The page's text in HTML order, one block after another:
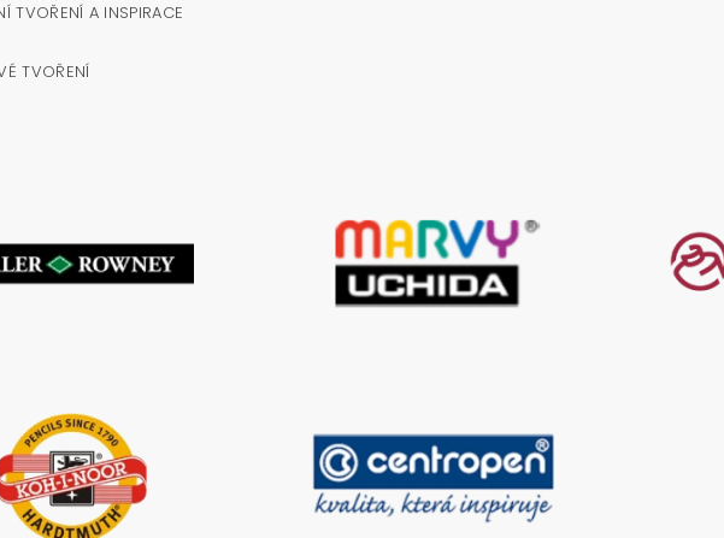
TVOŘENÍ A INSPIRACE
TVOŘENÍ